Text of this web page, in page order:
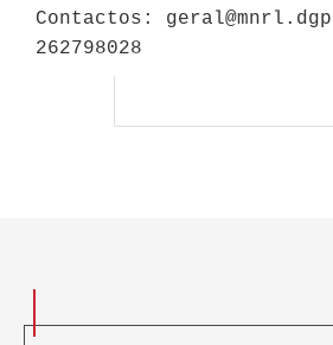
Contactos:
262798028